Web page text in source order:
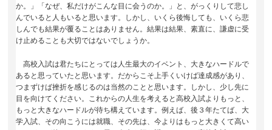
か。」「なぜ、私だけがこんな目に会うのか。」と、がっくりして悲し
んでいると人もいると思います。しかし、いくら後悔しても、いくら悲
しんでも結果が覆ることはありません。結果は結果、素直に、謙虚に受
け止めることも大切ではないでしょうか。
高校入試は君たちにとっては人生最大のイベント、大きなハードルで
あると思っていたと思います。だからこそ上手くいけば達成感があり、
つまずけば挫折を感じるのは当然のことと思います。しかし、少し先に
目を向けてください。これからの人生を考えると高校入試よりもっと、
もっと大きなハードルが待ち構えています。例えば、後３年たてば、大
学入試、その向こうには就職、その先は、今よりはもっと大きくて高い